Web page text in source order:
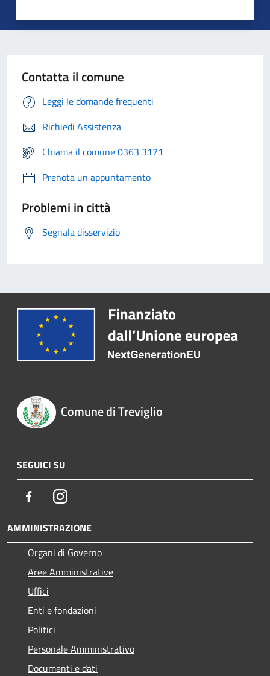
Contatta il comune
Leggi le domande frequenti
Richiedi Assistenza
Chiama il comune 0363 3171
Prenota un appuntamento
Problemi in città
Segnala disservizio
Comune di Treviglio
SEGUICI SU
FacebookInstagram
AMMINISTRAZIONE
Organi di Governo
Aree Amministrative
Uffici
Enti e fondazioni
Politici
Personale Amministrativo
Documenti e dati